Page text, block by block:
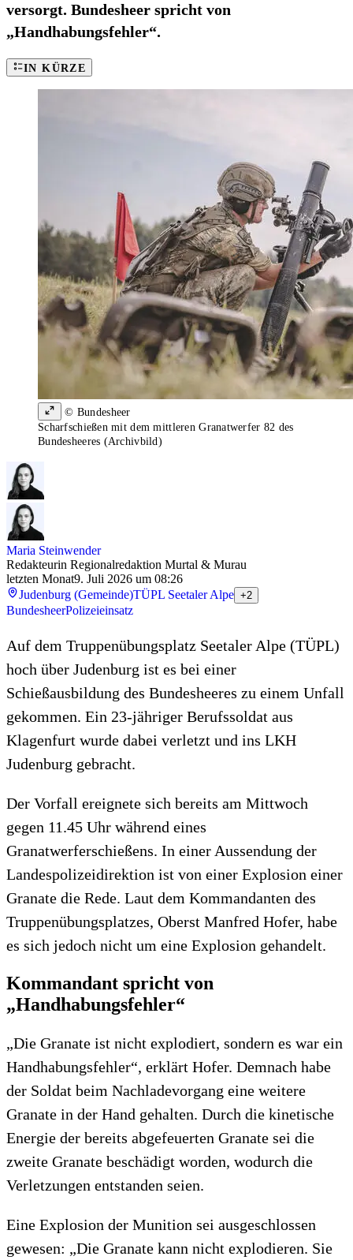
versorgt. Bundesheer spricht von
„Handhabungsfehler“.
IN KÜRZE
© Bundesheer
Scharfschießen mit dem mittleren Granatwerfer 82 des
Bundesheeres (Archivbild)
Maria Steinwender
Redakteurin Regionalredaktion Murtal & Murau
letzten Monat9. Juli 2026 um 08:26
Judenburg (Gemeinde)TÜPL Seetaler Alpe +2
BundesheerPolizeieinsatz
Auf dem Truppenübungsplatz Seetaler Alpe (TÜPL)
hoch über Judenburg ist es bei einer
Schießausbildung des Bundesheeres zu einem Unfall
gekommen. Ein 23-jähriger Berufssoldat aus
Klagenfurt wurde dabei verletzt und ins LKH
Judenburg gebracht.
Der Vorfall ereignete sich bereits am Mittwoch
gegen 11.45 Uhr während eines
Granatwerferschießens. In einer Aussendung der
Landespolizeidirektion ist von einer Explosion einer
Granate die Rede. Laut dem Kommandanten des
Truppenübungsplatzes, Oberst Manfred Hofer, habe
es sich jedoch nicht um eine Explosion gehandelt.
Kommandant spricht von
„Handhabungsfehler“
„Die Granate ist nicht explodiert, sondern es war ein
Handhabungsfehler“, erklärt Hofer. Demnach habe
der Soldat beim Nachladevorgang eine weitere
Granate in der Hand gehalten. Durch die kinetische
Energie der bereits abgefeuerten Granate sei die
zweite Granate beschädigt worden, wodurch die
Verletzungen entstanden seien.
Eine Explosion der Munition sei ausgeschlossen
gewesen: „Die Granate kann nicht explodieren. Sie